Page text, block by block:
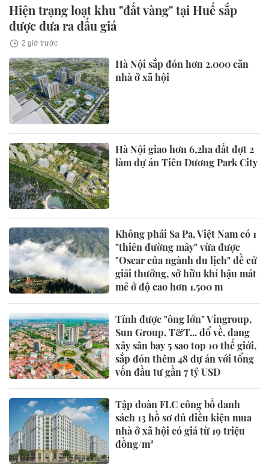
Hiện trạng loạt khu "đất vàng" tại Huế sắp
được đưa ra đấu giá
2 giờ trước
Hà Nội sắp đón hơn 2.000 căn
nhà ở xã hội
Hà Nội giao hơn 6,2ha đất đợt 2
làm dự án Tiên Dương Park City
Không phải Sa Pa, Việt Nam có 1
"thiên đường mây" vừa được
"Oscar của ngành du lịch" đề cử
giải thưởng, sở hữu khí hậu mát
mẻ ở độ cao hơn 1.500 m
Tỉnh được "ông lớn" Vingroup,
Sun Group, T&T... đổ về, đang
xây sân bay 5 sao top 10 thế giới,
sắp đón thêm 48 dự án với tổng
vốn đầu tư gần 7 tỷ USD
Tập đoàn FLC công bố danh
sách 13 hồ sơ đủ điều kiện mua
nhà ở xã hội có giá từ 19 triệu
đồng/m²